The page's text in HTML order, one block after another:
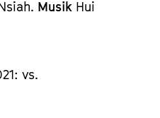
Musik Hui
vs.